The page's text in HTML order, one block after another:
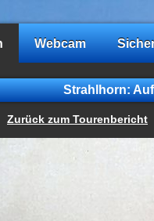
Webcam
Strahlhorn:
Zurück zum Tourenbericht